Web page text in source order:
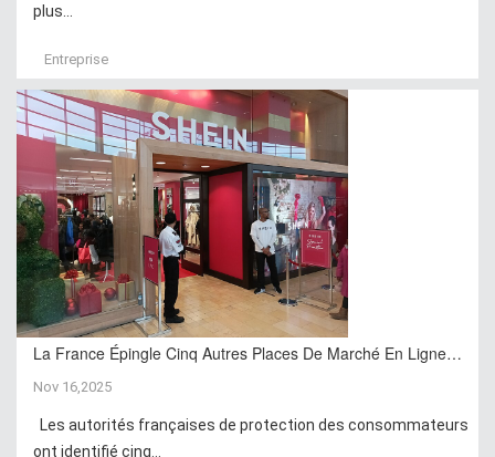
plus...
Entreprise
La France Épingle Cinq Autres Places De Marché En Ligne…
Nov 16,2025
Les autorités françaises de protection des consommateurs
ont identifié cinq...